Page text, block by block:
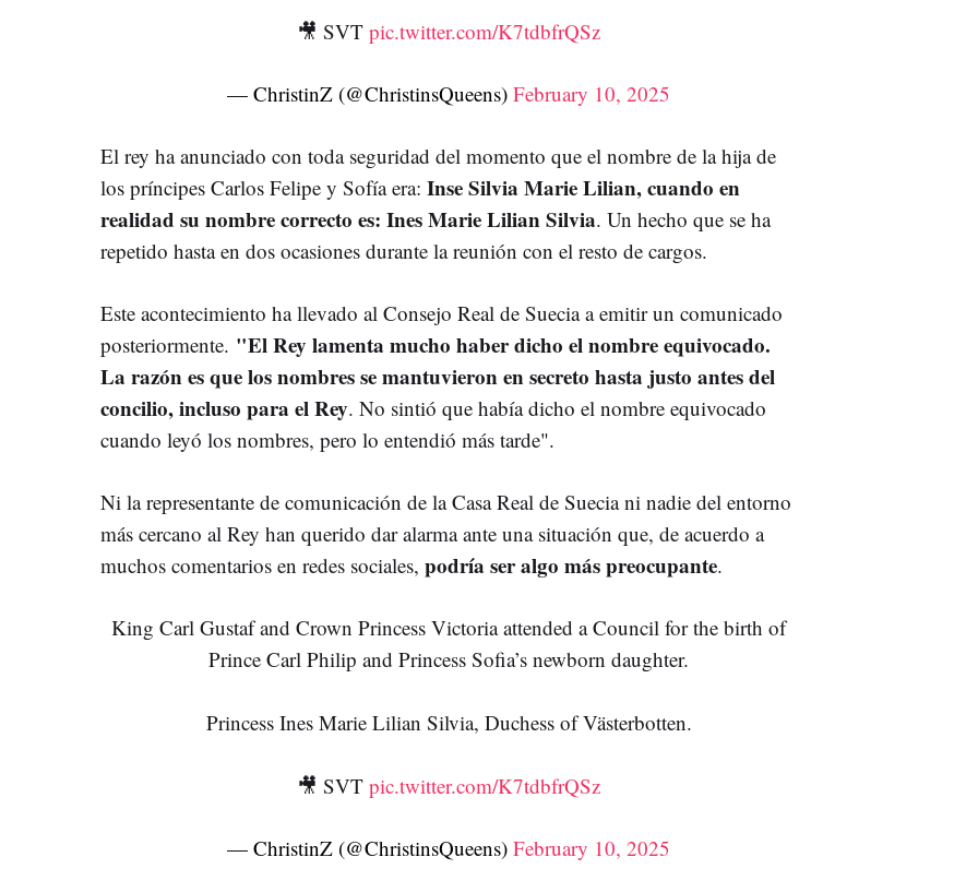
🎥 SVTpic.twitter.com/K7tdbfrQSz
— ChristinZ (@ChristinsQueens)February 10, 2025
El rey ha anunciado con toda seguridad del momento que el nombre de la hija de
los príncipes Carlos Felipe y Sofía era: Inse Silvia Marie Lilian, cuando en
realidad su nombre correcto es: Ines Marie Lilian Silvia. Un hecho que se ha
repetido hasta en dos ocasiones durante la reunión con el resto de cargos.
Este acontecimiento ha llevado al Consejo Real de Suecia a emitir un comunicado
posteriormente. "El Rey lamenta mucho haber dicho el nombre equivocado.
La razón es que los nombres se mantuvieron en secreto hasta justo antes del
concilio, incluso para el Rey. No sintió que había dicho el nombre equivocado
cuando leyó los nombres, pero lo entendió más tarde".
Ni la representante de comunicación de la Casa Real de Suecia ni nadie del entorno
más cercano al Rey han querido dar alarma ante una situación que, de acuerdo a
muchos comentarios en redes sociales, podría ser algo más preocupante.
King Carl Gustaf and Crown Princess Victoria attended a Council for the birth of
Prince Carl Philip and Princess Sofia’s newborn daughter.
Princess Ines Marie Lilian Silvia, Duchess of Västerbotten.
🎥 SVTpic.twitter.com/K7tdbfrQSz
— ChristinZ (@ChristinsQueens)February 10, 2025